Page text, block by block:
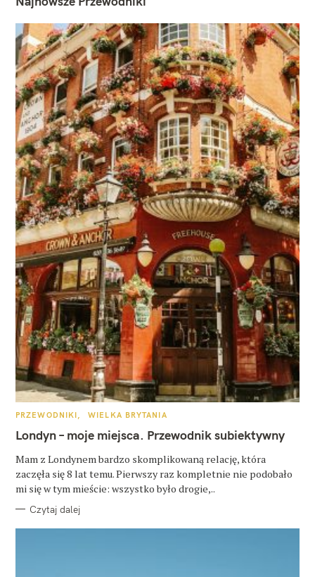
K
T
E
O
R
I
PRZEWODNIKI WIELKA BRYTANIA
Londyn – moje miejsca. Przewodnik subiektywny
Mam z Londynem bardzo skomplikowaną relację, która
zaczęła się 8 lat temu. Pierwszy raz kompletnie nie podobało
mi się w tym mieście: wszystko było drogie,..
Czytaj dalej